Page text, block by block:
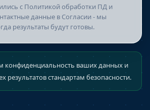
с Политикой обработки ПД и
данные в Согласии - мы
результаты будут готовы.
конфиденциальность ваших данных и
результатов стандартам безопасности.